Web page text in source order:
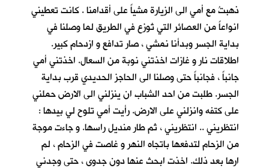
ذهبتُ مع أمي الى الزيارة مشياً على أقدامنا . كانت تعطيني
انواعاً من العصائر التي تُوزع في الطريق لما وصلنا في
بداية الجسر وبدأنا نمشي ، صار تدافع و ازدحام كبير.
اطلاقات نار و غازات اخذتني نوبة من السعال. اخذتني أمي
جانباً ، فجانباً حتى وصلنا الى الحاجز الحديدي قرب بداية
الجسر. طلبت من احد الشباب ان ينزلني الى الارض حملني
على كتفه وانزلني على الارض. رأيت أمي تلوح لي بيدها :
انتظريني .. انتظريني ، ثم طار منديل راسها. و جاءت موجة
من الزحام لتدفعها باتجاه النهر و غاصت في الزحام ، لم
ارها بعد ذلك. اخذت ابحث عنها دون جدوى ، حتى وجدني